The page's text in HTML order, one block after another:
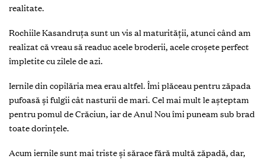
realitate.
Rochiile Kasandruţa sunt un vis al maturităţii, atunci când am
realizat că vreau să readuc acele broderii, acele croșete perfect
împletite cu zilele de azi.
Iernile din copilăria mea erau altfel. Îmi plăceau pentru zăpada
pufoasă și fulgii cât nasturii de mari. Cel mai mult le așteptam
pentru pomul de Crăciun, iar de Anul Nou îmi puneam sub brad
toate dorinţele.
Acum iernile sunt mai triste și sărace fără multă zăpadă, dar,